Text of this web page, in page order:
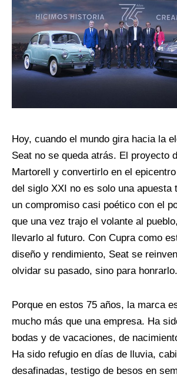
Hoy, cuando el mundo gira hacia la
Seat no se queda atrás. El proyecto
Martorell y convertirlo en el
del siglo XXI no es solo una apuesta
un compromiso casi poético con el
que una vez trajo el volante al
llevarlo al futuro. Con Cupra como
diseño y rendimiento, Seat se
olvidar su pasado, sino para honrarlo.
Porque en estos 75 años, la marca
mucho más que una empresa. Ha
bodas y de vacaciones, de
Ha sido refugio en días de lluvia,
desafinadas, testigo de besos en